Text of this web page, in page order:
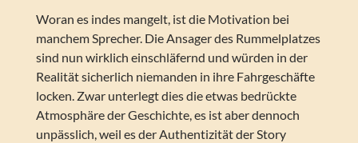
Woran es indes mangelt, ist die Motivation bei
manchem Sprecher. Die Ansager des Rummelplatzes
sind nun wirklich einschläfernd und würden in der
Realität sicherlich niemanden in ihre Fahrgeschäfte
locken. Zwar unterlegt dies die etwas bedrückte
Atmosphäre der Geschichte, es ist aber dennoch
unpässlich, weil es der Authentizität der Story